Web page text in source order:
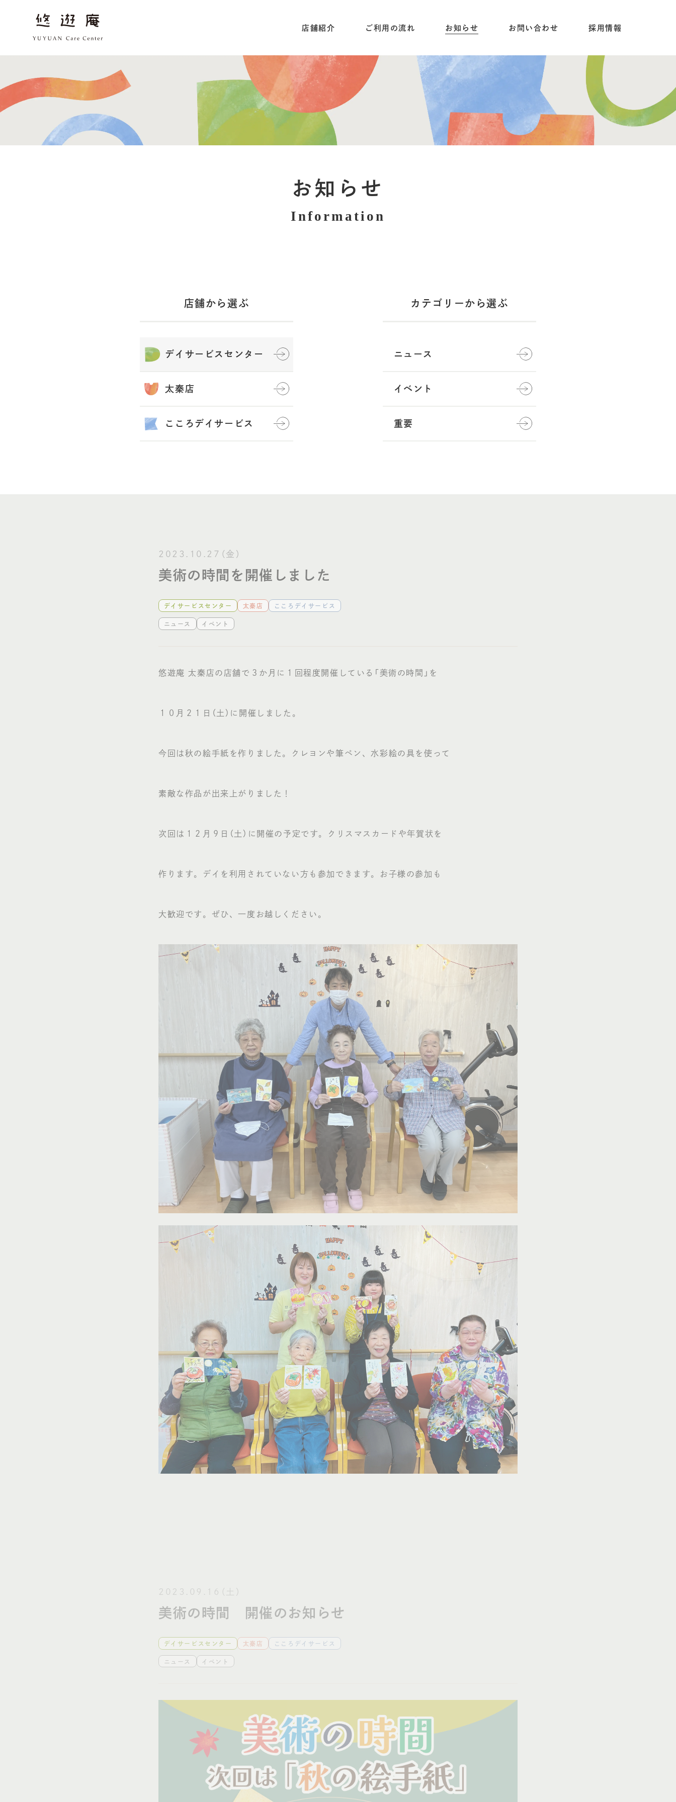
店舗紹介
太秦店
こころデイサービス
ご利用の流れ お知らせ お問い合わせ 採用情報
お知らせ
Information
店舗から選ぶ
デイサービスセンター
太秦店
こころデイサービス
カテゴリーから選ぶ
ニュース
イベント
重要
2023.10.27（金）
美術の時間を開催しました
デイサービスセンター 太秦店 こころデイサービス
ニュース イベント
悠遊庵 太秦店の店舗で３か月に１回程度開催している「美術の時間」を
１０月２１日（土）に開催しました。
今回は秋の絵手紙を作りました。クレヨンや筆ペン、水彩絵の具を使って
素敵な作品が出来上がりました！
次回は１２月９日（土）に開催の予定です。クリスマスカードや年賀状を
作ります。デイを利用されていない方も参加できます。お子様の参加も
大歓迎です。ぜひ、一度お越しください。
2023.09.16（土）
美術の時間 開催のお知らせ
デイサービスセンター 太秦店 こころデイサービス
ニュース イベント
トップページ
店舗紹介
こころデイサービス
お知らせ
お問い合わせ